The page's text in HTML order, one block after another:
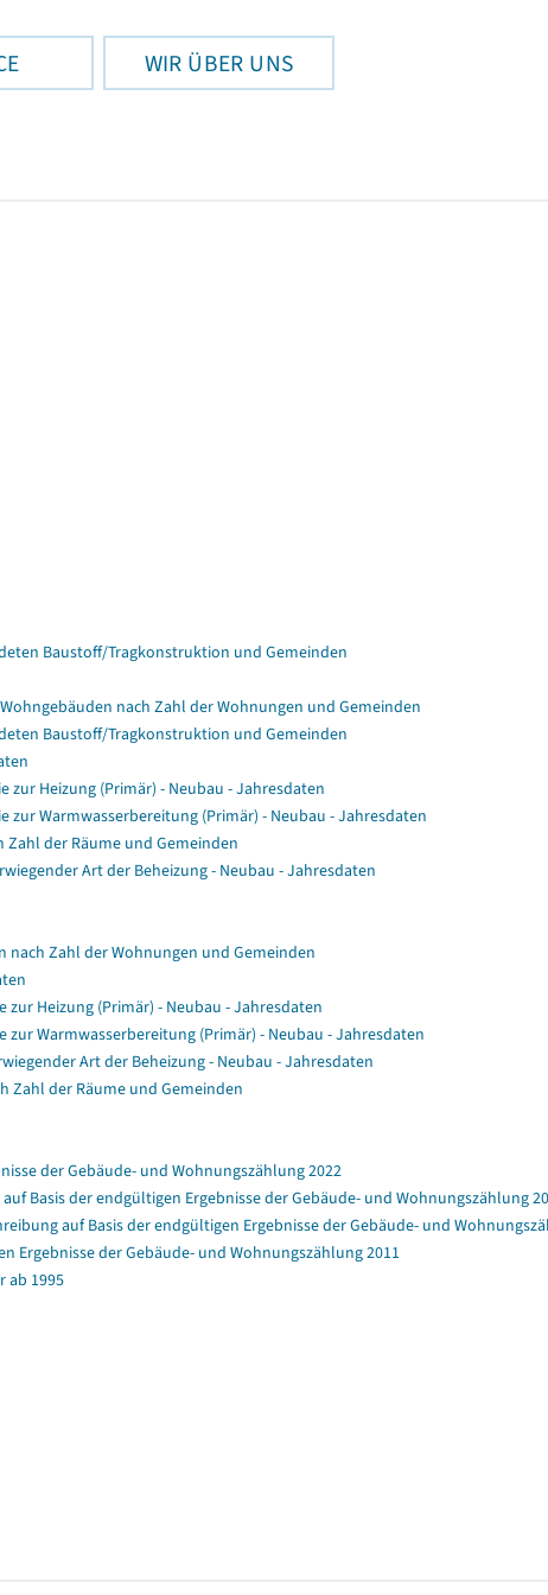
WIR ÜBER UNS
Baustoff/Tragkonstruktion und Gemeinden
nach Zahl der Wohnungen und Gemeinden
Baustoff/Tragkonstruktion und Gemeinden
Heizung (Primär) - Neubau - Jahresdaten
Warmwasserbereitung (Primär) - Neubau - Jahresdaten
der Räume und Gemeinden
Art der Beheizung - Neubau - Jahresdaten
Zahl der Wohnungen und Gemeinden
Heizung (Primär) - Neubau - Jahresdaten
Warmwasserbereitung (Primär) - Neubau - Jahresdaten
Art der Beheizung - Neubau - Jahresdaten
Zahl der Räume und Gemeinden
der Gebäude- und Wohnungszählung 2022
Basis der endgültigen Ergebnisse der Gebäude- und Wohnungszählung
auf Basis der endgültigen Ergebnisse der Gebäude- und
Ergebnisse der Gebäude- und Wohnungszählung 2011
ab 1995